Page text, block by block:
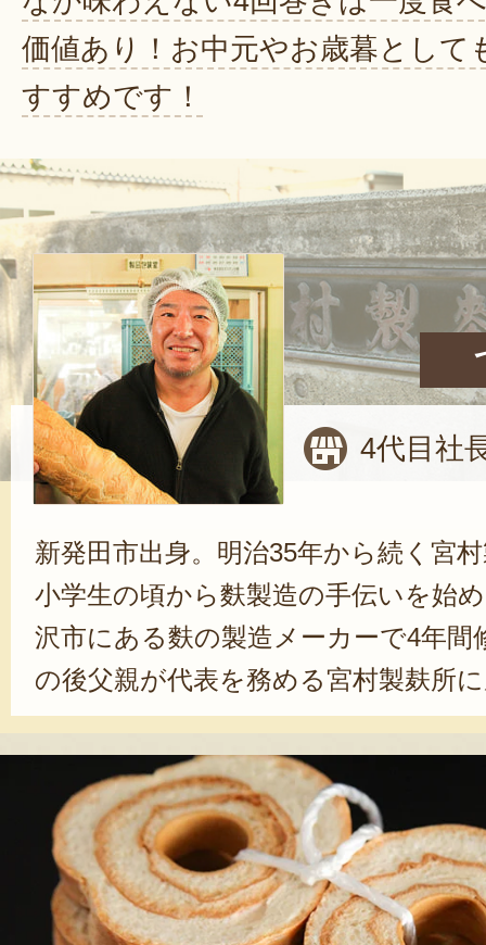
価値あり！お中元やお歳暮として
すすめです！
4代目社
新発田市出身。明治35年から続く宮
小学生の頃から麩製造の手伝いを始
沢市にある麩の製造メーカーで4年間
の後父親が代表を務める宮村製麸所
生麩製造の技術を活かし、「麩まん
数多くのメディアから取り上げられ
る存在となった。現在もお客さんに
作りを目指し、研究を重ねる生粋の